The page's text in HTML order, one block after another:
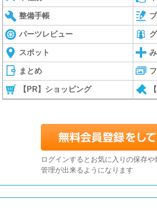
整備手帳
パーツレビュー
スポット
まとめ
【PR】ショッピング
ログインするとお気に入りの保存
管理が出来るようになります